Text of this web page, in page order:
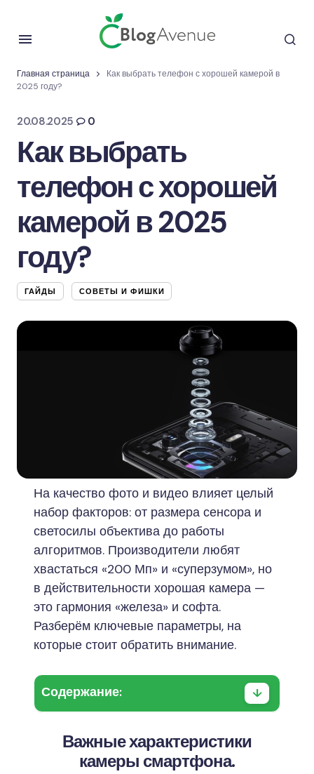
Главная страница
Как выбрать телефон с хорошей камерой в
2025 году?
20.08.2025 0
Как выбрать
телефон с хорошей
камерой в 2025
году?
ГАЙДЫ СОВЕТЫ И ФИШКИ
На качество фото и видео влияет целый
набор факторов: от размера сенсора и
светосилы объектива до работы
алгоритмов. Производители любят
хвастаться «200 Мп» и «суперзумом», но
в действительности хорошая камера —
это гармония «железа» и софта.
Разберём ключевые параметры, на
которые стоит обратить внимание.
Содержание:
Важные характеристики
камеры смартфона.